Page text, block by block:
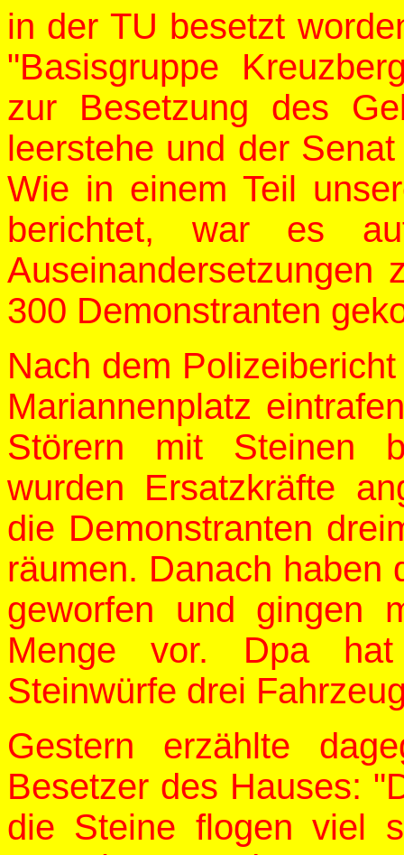
in der TU besetzt
"Basisgruppe
zur Besetzung des
leerstehe und der
Wie in einem Teil
berichtet, war es
Auseinandersetzungen
300 Demonstranten
Nach dem
Mariannenplatz
Störern mit Steinen
wurden Ersatzkräfte
die Demonstranten
räumen. Danach haben
geworfen und gingen
Menge vor. Dpa
Steinwürfe drei
Gestern erzählte
Besetzer des Hauses:
die Steine flogen viel